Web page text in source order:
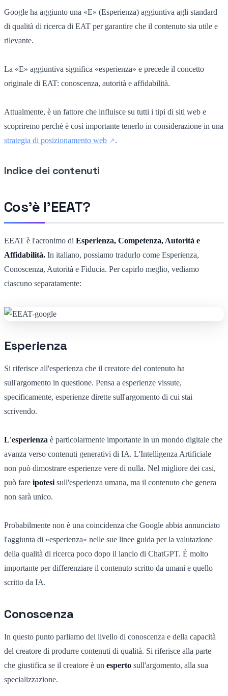
Google ha aggiunto una «E» (Esperienza) aggiuntiva agli standard
di qualità di ricerca di EAT per garantire che il contenuto sia utile e
rilevante.
La «E» aggiuntiva significa «esperienza» e precede il concetto
originale di EAT: conoscenza, autorità e affidabilità.
Attualmente, è un fattore che influisce su tutti i tipi di siti web e
scopriremo perché è così importante tenerlo in considerazione in una
strategia di posizionamento web
.
Indice dei contenuti
Cos'è l'EEAT?
EEAT è l'acronimo di Esperienza, Competenza, Autorità e
Affidabilità. In italiano, possiamo tradurlo come Esperienza,
Conoscenza, Autorità e Fiducia. Per capirlo meglio, vediamo
ciascuno separatamente:
Esperienza
Si riferisce all'esperienza che il creatore del contenuto ha
sull'argomento in questione. Pensa a esperienze vissute,
specificamente, esperienze dirette sull'argomento di cui stai
scrivendo.
L'esperienza è particolarmente importante in un mondo digitale che
avanza verso contenuti generativi di IA. L'Intelligenza Artificiale
non può dimostrare esperienze vere di nulla. Nel migliore dei casi,
può fare ipotesi sull'esperienza umana, ma il contenuto che genera
non sarà unico.
Probabilmente non è una coincidenza che Google abbia annunciato
l'aggiunta di «esperienza» nelle sue linee guida per la valutazione
della qualità di ricerca poco dopo il lancio di ChatGPT. È molto
importante per differenziare il contenuto scritto da umani e quello
scritto da IA.
Conoscenza
In questo punto parliamo del livello di conoscenza e della capacità
del creatore di produrre contenuti di qualità. Si riferisce alla parte
che giustifica se il creatore è un esperto sull'argomento, alla sua
specializzazione.